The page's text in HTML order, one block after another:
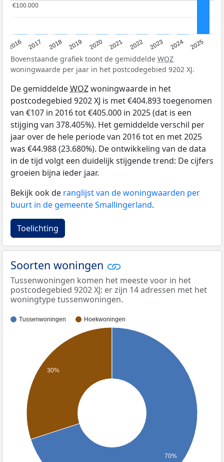
2016 2017 2018 2019 2020 2021 2022 2023 2024 2025
€100.000
€100.000
Bovenstaande grafiek toont de gemiddelde WOZ
woningwaarde per jaar in het postcodegebied 9202 XJ.
De gemiddeldeWOZwoningwaarde in het
postcodegebied 9202 XJ is met €404.893 toegenomen
van €107 in 2016 tot €405.000 in 2025 (dat is een
stijging van 378.405%). Het gemiddelde verschil per
jaar over de hele periode van 2016 tot en met 2025
was €44.988 (23.680%). De ontwikkeling van de data
in de tijd volgt een duidelijk stijgende trend: De cijfers
groeien bijna ieder jaar.
Bekijk ook de ranglijst van de woningwaarden per
buurt in de gemeente Smallingerland.
Toelichting
Soorten woningen
Tussenwoningen komen het meeste voor in het
postcodegebied 9202 XJ: er zijn 14 adressen met het
woningtype tussenwoningen.
Tussenwoningen Hoekwoningen
30%
70%